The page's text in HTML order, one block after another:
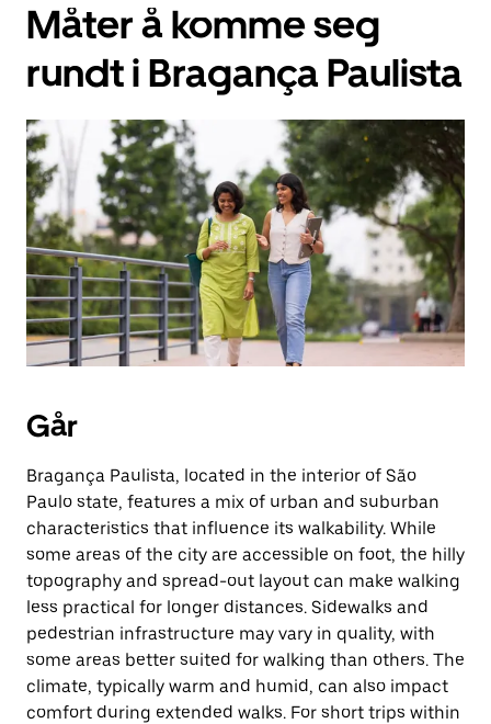
Måter å komme seg
rundt i Bragança Paulista
Går
Bragança Paulista, located in the interior of São
Paulo state, features a mix of urban and suburban
characteristics that influence its walkability. While
some areas of the city are accessible on foot, the hilly
topography and spread-out layout can make walking
less practical for longer distances. Sidewalks and
pedestrian infrastructure may vary in quality, with
some areas better suited for walking than others. The
climate, typically warm and humid, can also impact
comfort during extended walks. For short trips within